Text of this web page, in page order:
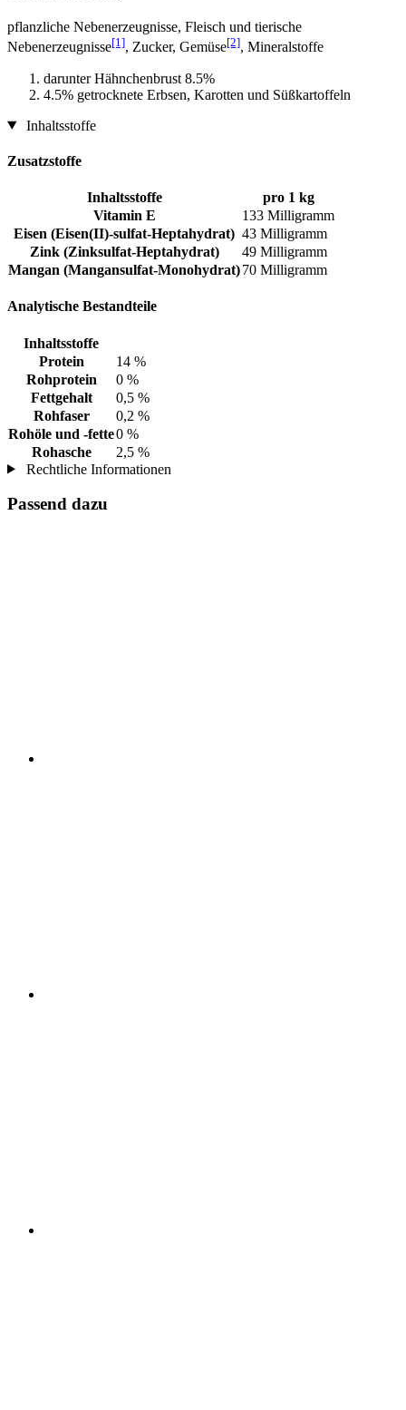
pflanzliche Nebenerzeugnisse, Fleisch und tierische
Nebenerzeugnisse[1], Zucker, Gemüse[2], Mineralstoffe
darunter Hähnchenbrust 8.5%
4.5% getrocknete Erbsen, Karotten und Süßkartoffeln
Inhaltsstoffe
Zusatzstoffe
Inhaltsstoffe
pro 1 kg
Vitamin E
133 Milligramm
Eisen (Eisen(II)-sulfat-Heptahydrat) 43 Milligramm
Zink (Zinksulfat-Heptahydrat)
49 Milligramm
Mangan (Mangansulfat-Monohydrat)70 Milligramm
Analytische Bestandteile
Inhaltsstoffe
Protein
14 %
Rohprotein
0 %
Fettgehalt
0,5 %
Rohfaser
0,2 %
Rohöle und -fette0 %
Rohasche
2,5 %
Rechtliche Informationen
Passend dazu